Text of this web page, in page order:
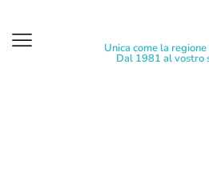
Unica come la
Dal 1981 al vostro